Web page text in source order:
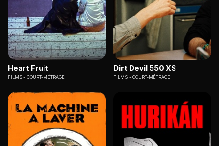
Heart Fruit
FILMS COURT-MÉTRAGE
Dirt Devil 550 XS
FILMS COURT-MÉTRAGE